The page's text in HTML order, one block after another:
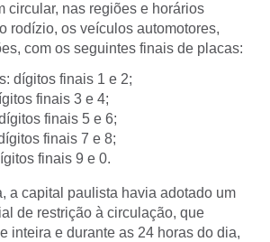
circular, nas regiões e horários
rodízio, os veículos automotores,
com os seguintes finais de placas:
dígitos finais 1 e 2;
finais 3 e 4;
finais 5 e 6;
finais 7 e 8;
finais 9 e 0.
a capital paulista havia adotado um
de restrição à circulação, que
inteira e durante as 24 horas do dia,